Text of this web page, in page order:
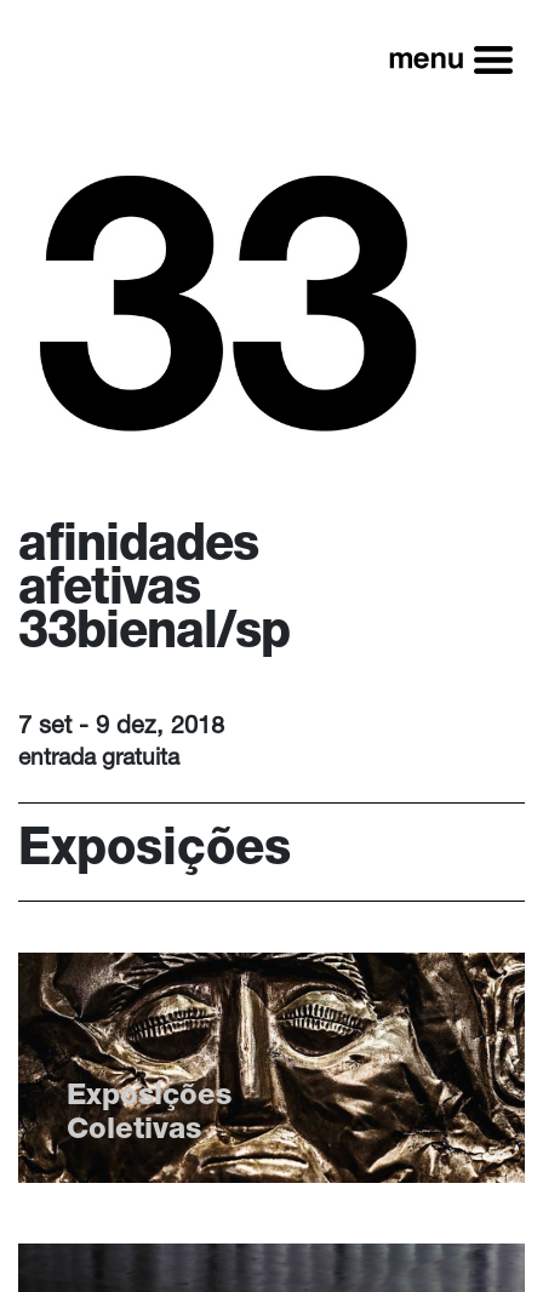
afinidades
afetivas
33bienal/sp
7 set - 9 dez, 2018
entrada gratuita
Exposições
Exposições
Coletivas